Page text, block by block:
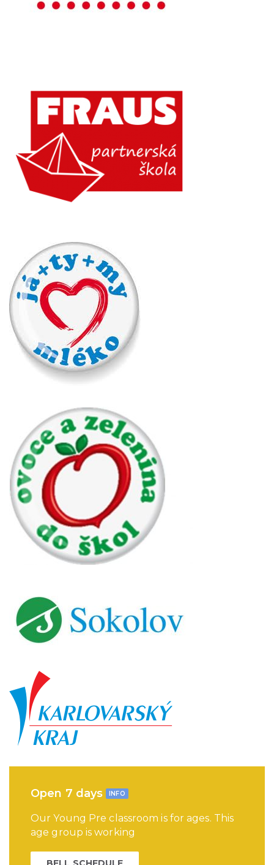
Open 7 days INFO
Our Young Pre classroom is for ages. This
age group is working